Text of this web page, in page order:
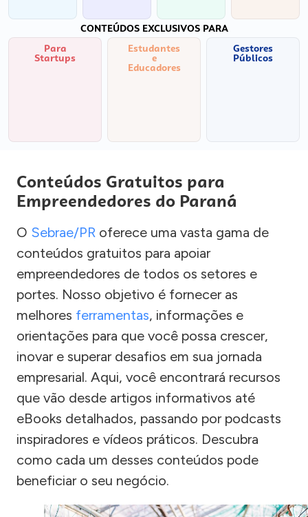
CONTEÚDOS EXCLUSIVOS PARA
Para
Startups
Estudantes
e
Educadores
Gestores
Públicos
Conteúdos Gratuitos para
Empreendedores do Paraná
O Sebrae/PR oferece uma vasta gama de
conteúdos gratuitos para apoiar
empreendedores de todos os setores e
portes. Nosso objetivo é fornecer as
melhores ferramentas, informações e
orientações para que você possa crescer,
inovar e superar desafios em sua jornada
empresarial. Aqui, você encontrará recursos
que vão desde artigos informativos até
eBooks detalhados, passando por podcasts
inspiradores e vídeos práticos. Descubra
como cada um desses conteúdos pode
beneficiar o seu negócio.